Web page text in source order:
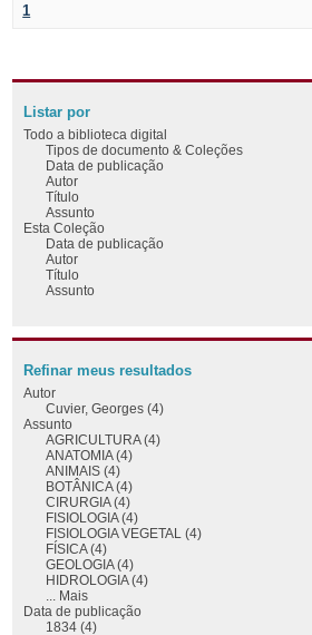
1
Listar por
Todo a biblioteca digital
Tipos de documento & Coleções
Data de publicação
Autor
Título
Assunto
Esta Coleção
Data de publicação
Autor
Título
Assunto
Refinar meus resultados
Autor
Cuvier, Georges (4)
Assunto
AGRICULTURA (4)
ANATOMIA (4)
ANIMAIS (4)
BOTÂNICA (4)
CIRURGIA (4)
FISIOLOGIA (4)
FISIOLOGIA VEGETAL (4)
FÍSICA (4)
GEOLOGIA (4)
HIDROLOGIA (4)
... Mais
Data de publicação
1834 (4)